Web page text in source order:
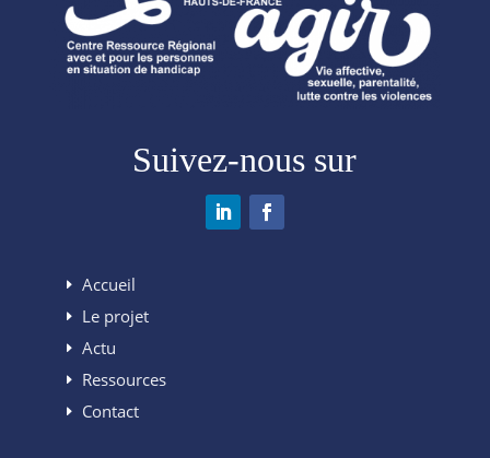
Suivez-nous sur
Accueil
Le projet
Actu
Ressources
Contact